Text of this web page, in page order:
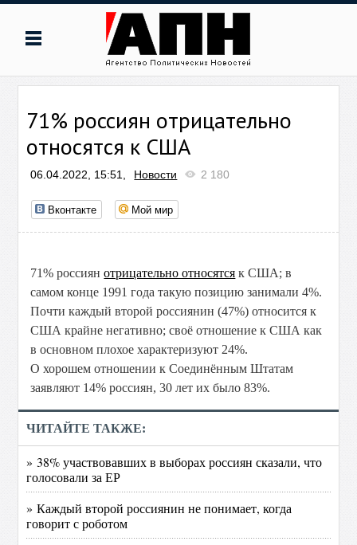
71% россиян отрицательно
относятся к США
06.04.2022, 15:51, Новости 2 180
Вконтакте Мой мир
71% россиянотрицательно относятся к США; в
самом конце 1991 года такую позицию занимали 4%.
Почти каждый второй россиянин (47%) относится к
США крайне негативно; своё отношение к США как
в основном плохое характеризуют 24%.
О хорошем отношении к Соединённым Штатам
заявляют 14% россиян, 30 лет их было 83%.
ЧИТАЙТЕ ТАКЖЕ:
» 38% участвовавших в выборах россиян сказали, что
голосовали за ЕР
» Каждый второй россиянин не понимает, когда
говорит с роботом